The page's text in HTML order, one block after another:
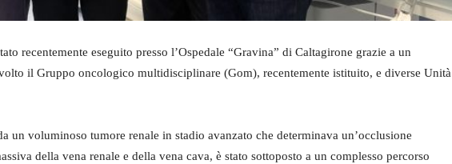
recentemente eseguito presso l’Ospedale “Gravina” di Caltagirone grazie a un
il Gruppo oncologico multidisciplinare (Gom), recentemente istituito, e diverse Unità
un voluminoso tumore renale in stadio avanzato che determinava un’occlusione
della vena renale e della vena cava, è stato sottoposto a un complesso percorso